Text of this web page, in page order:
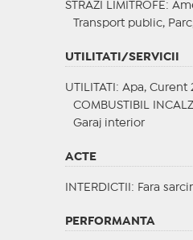
STRAZI LIMITROFE :
Transport public,
UTILITATI/SERVICII
UTILITATI : Apa, Curent
COMBUSTIBIL
Garaj interior
ACTE
INTERDICTII : Fara
PERFORMANTA